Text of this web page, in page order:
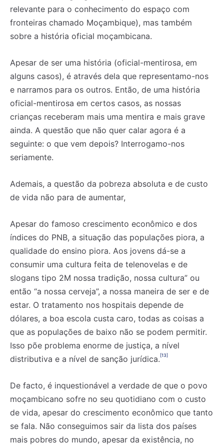
relevante para o conhecimento do espaço com
fronteiras chamado Moçambique), mas também
sobre a história oficial moçambicana.
Apesar de ser uma história (oficial-mentirosa, em
alguns casos), é através dela que representamo-nos
e narramos para os outros. Então, de uma história
oficial-mentirosa em certos casos, as nossas
crianças receberam mais uma mentira e mais grave
ainda. A questão que não quer calar agora é a
seguinte: o que vem depois? Interrogamo-nos
seriamente.
Ademais, a questão da pobreza absoluta e de custo
de vida não para de aumentar,
Apesar do famoso crescimento econômico e dos
índices do PNB, a situação das populações piora, a
qualidade do ensino piora. Aos jovens dá-se a
consumir uma cultura feita de telenovelas e de
slogans tipo 2M nossa tradição, nossa cultura” ou
então “a nossa cerveja”, a nossa maneira de ser e de
estar. O tratamento nos hospitais depende de
dólares, a boa escola custa caro, todas as coisas a
que as populações de baixo não se podem permitir.
Isso põe problema enorme de justiça, a nível
distributiva e a nível de sanção jurídica.[13]
De facto, é inquestionável a verdade de que o povo
moçambicano sofre no seu quotidiano com o custo
de vida, apesar do crescimento econômico que tanto
se fala. Não conseguimos sair da lista dos países
mais pobres do mundo, apesar da existência, no